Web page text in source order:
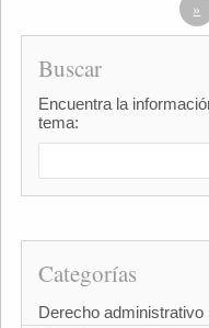
»
Buscar
Encuentra la
tema:
Categorías
Derecho administrativo